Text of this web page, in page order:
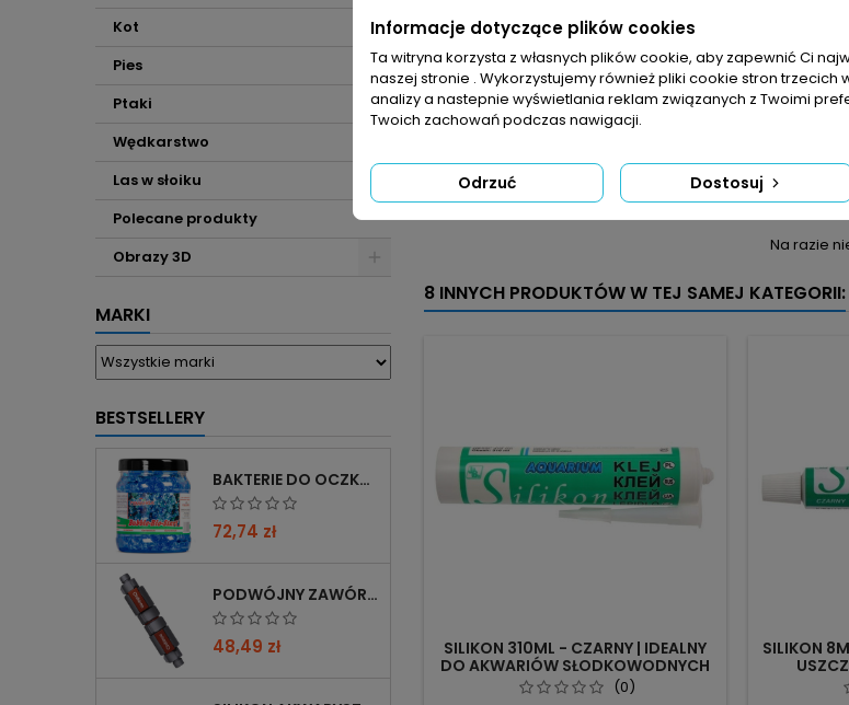
Kot
Pies
Ptaki
Wędkarstwo
Las w słoiku
Polecane produkty
Obrazy 3D
MARKI
BESTSELLERY
BAKTERIE DO OCZKA WODNEGO FEMANGA BUBBLE BIO START 1000 ML
72,74 zł
PODWÓJNY ZAWÓR CHIHIROS DOUBLE TAP 12/16→16/22 Z REDUKCJĄ 12→16 MM
48,49 zł
Kategoria:silikon akwarystyczny / akcesoria do
Podsumowanie
Silikon 60ml - czarnyto praktyczny, wielofunkcyjny
terrariów. Jeśli szukasz trwałego uszczelnienia,
akwarystyczny jest rozwiązaniem wartym rozważenia.
KOMENTARZE (0)
Na razie
8 INNYCH PRODUKTÓW W TEJ SAMEJ KATEGORII:
SILIKON 310ML - CZARNY | IDEALNY
DO AKWARIÓW SŁODKOWODNYCH
(0)
SILIKON
Informacje dotyczące plików cookies
Ta witryna korzysta z własnych plików cookie, aby zapewnić Ci
naszej stronie . Wykorzystujemy również pliki cookie stron trzecich
analizy a nastepnie wyświetlania reklam związanych z Twoimi
Twoich zachowań podczas nawigacji.
Odrzuć Dostosuj